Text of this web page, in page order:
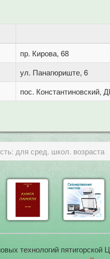
пр. Кирова, 68
ул. Панагюриште, 6
пос. Константиновский,
для сред. школ. возраста
технологий